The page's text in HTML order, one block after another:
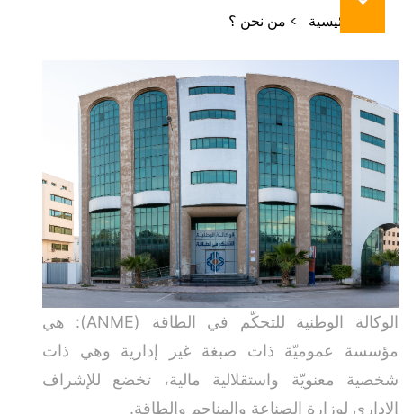
مسار
التنقل
الرئيسية من نحن ؟
الوكالة الوطنية للتحكّم في الطاقة (ANME): هي
مؤسسة عموميّة ذات صبغة غير إدارية وهي ذات
شخصية معنويّة واستقلالية مالية، تخضع للإشراف
الإداري لوزارة الصناعة والمناجم والطاقة.